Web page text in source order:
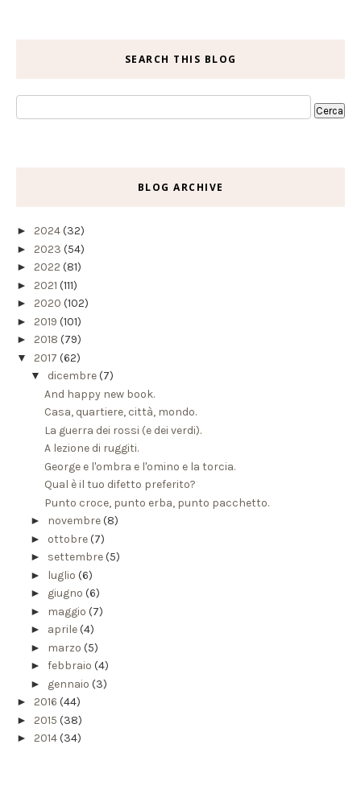
SEARCH THIS BLOG
BLOG ARCHIVE
► 2024(32)
► 2023 (54)
► 2022 (81)
► 2021 (111)
► 2020 (102)
► 2019 (101)
► 2018 (79)
▼ 2017 (62)
▼ dicembre(7)
And happy new book.
Casa, quartiere, città, mondo.
La guerra dei rossi (e dei verdi).
A lezione di ruggiti.
George e l'ombra e l'omino e la torcia.
Qual è il tuo difetto preferito?
Punto croce, punto erba, punto pacchetto.
► novembre(8)
► ottobre(7)
► settembre(5)
► luglio (6)
► giugno (6)
► maggio (7)
► aprile(4)
► marzo (5)
► febbraio (4)
► gennaio (3)
► 2016 (44)
► 2015 (38)
► 2014(34)